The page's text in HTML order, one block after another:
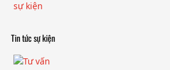
Tin tức sự kiện